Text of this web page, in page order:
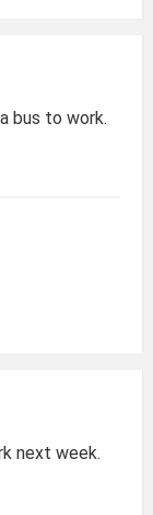
bus to work.
next week.